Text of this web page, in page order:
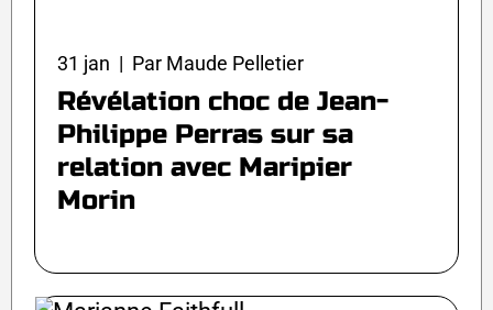
31 jan | Par Maude Pelletier
Révélation choc de Jean-
Philippe Perras sur sa
relation avec Maripier
Morin